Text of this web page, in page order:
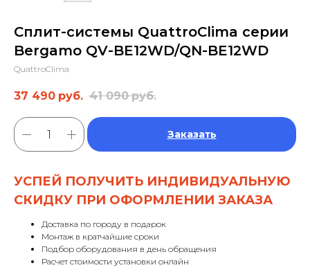
Сплит-системы QuattroClima серии
Bergamo QV-BE12WD/QN-BE12WD
QuattroClima
37 490 руб. 41 090 руб.
Заказать
УСПЕЙ ПОЛУЧИТЬ ИНДИВИДУАЛЬНУЮ
СКИДКУ ПРИ ОФОРМЛЕНИИ ЗАКАЗА
Доставка по городу в подарок
Монтаж в кратчайшие сроки
Подбор оборудования в день обращения
Расчет стоимости установки онлайн